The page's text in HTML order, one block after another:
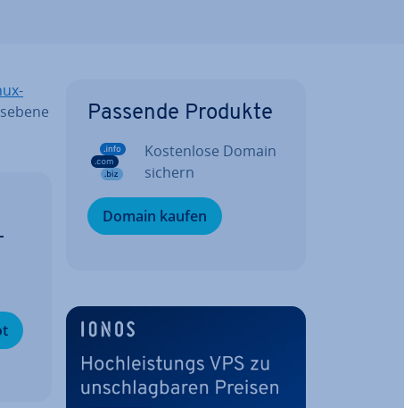
Passende Produkte
Kos­ten­lo­se Domain
sichern
Domain kaufen